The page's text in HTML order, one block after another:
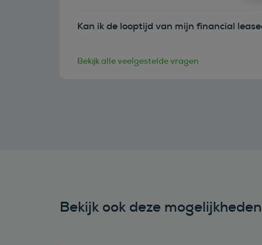
Kan ik de looptijd van mijn financial
Bekijk alle veelgestelde vragen
Bekijk ook deze